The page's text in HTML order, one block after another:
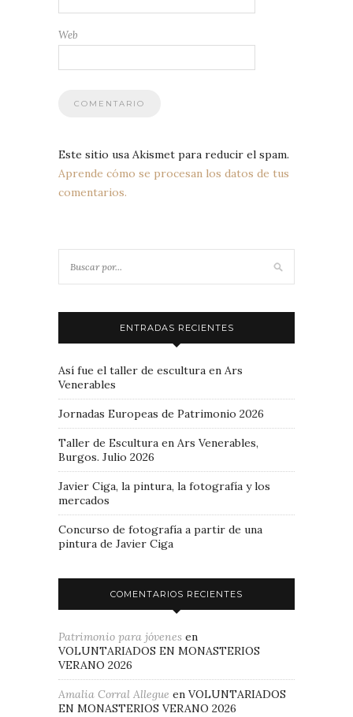
Web
Este sitio usa Akismet para reducir el spam.
Aprende cómo se procesan los datos de tus
comentarios.
ENTRADAS RECIENTES
Así fue el taller de escultura en Ars
Venerables
Jornadas Europeas de Patrimonio 2026
Taller de Escultura en Ars Venerables,
Burgos. Julio 2026
Javier Ciga, la pintura, la fotografía y los
mercados
Concurso de fotografía a partir de una
pintura de Javier Ciga
COMENTARIOS RECIENTES
Patrimonio para jóvenes en
VOLUNTARIADOS EN MONASTERIOS
VERANO 2026
Amalia Corral Allegue en VOLUNTARIADOS
EN MONASTERIOS VERANO 2026